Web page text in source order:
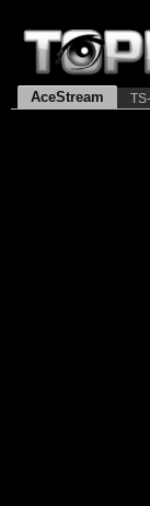
AceStream